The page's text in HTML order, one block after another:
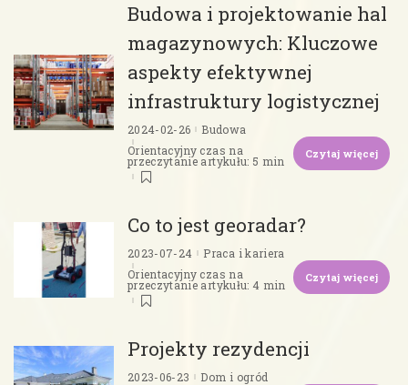
Budowa i projektowanie hal
magazynowych: Kluczowe
aspekty efektywnej
infrastruktury logistycznej
2024-02-26
Budowa
Orientacyjny czas na
przeczytanie artykułu: 5 min
Czytaj więcej
Co to jest georadar?
2023-07-24
Praca i kariera
Orientacyjny czas na
przeczytanie artykułu: 4 min
Czytaj więcej
Projekty rezydencji
2023-06-23
Dom i ogród